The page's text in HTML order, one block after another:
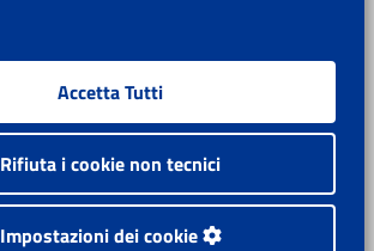
Accetta Tutti
Rifiuta i cookie non tecnici
Impostazioni dei cookie